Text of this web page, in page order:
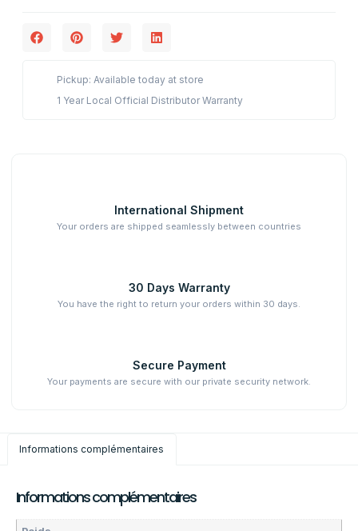
Pickup: Available today at store
1 Year Local Official Distributor Warranty
International Shipment
Your orders are shipped seamlessly between countries
30 Days Warranty
You have the right to return your orders within 30 days.
Secure Payment
Your payments are secure with our private security network.
Informations complémentaires
Informations complémentaires